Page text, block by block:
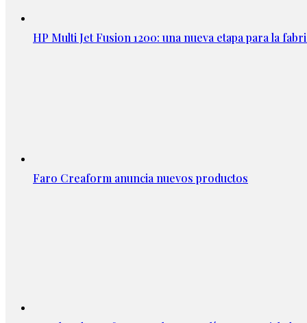
HP Multi Jet Fusion 1200: una nueva etapa para la
Faro Creaform anuncia nuevos productos